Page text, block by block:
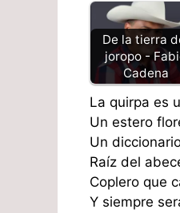
De la tierra
joropo -
Cadena
La quirpa es
Un estero
Un
Raíz del
Coplero que
Y siempre